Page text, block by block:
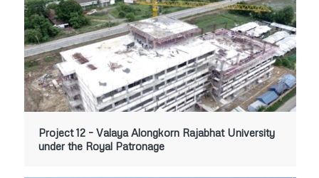
Project 12 – Valaya Alongkorn Rajabhat University
under the Royal Patronage